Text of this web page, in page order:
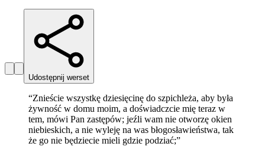
Udostępnij werset
“Znieście wszystkę dziesięcinę do szpichleża, aby była
żywność w domu moim, a doświadczcie mię teraz w
tem, mówi Pan zastępów; jeźli wam nie otworzę okien
niebieskich, a nie wyleję na was błogosławieństwa, tak
że go nie będziecie mieli gdzie podziać;”